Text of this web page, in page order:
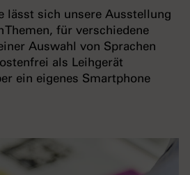
lässt sich unsere Ausstellung
Themen, für verschiedene
Auswahl von Sprachen
als Leihgerät
ein eigenes Smartphone